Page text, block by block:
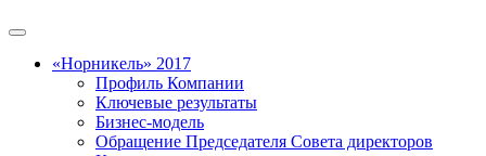
«Норникель» 2017
Профиль Компании
Ключевые результаты
Бизнес-модель
Обращение Председателя Совета директоров